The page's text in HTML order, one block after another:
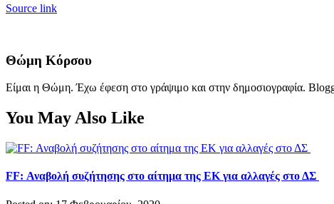
Source link
Θώμη Κόρσου
Είμαι η Θώμη. Έχω έφεση στο γράψιμο και στην δημοσιογραφία.
You May Also Like
FF: Αναβολή συζήτησης στο αίτημα της ΕΚ για αλλαγές στο ΔΣ